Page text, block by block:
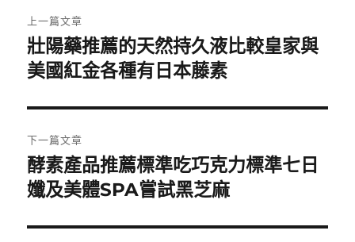
章
導
覽
上一篇文章
上
一
文
章:
壯陽藥推薦的天然持久液比較皇家與
美國紅金各種有日本藤素
下一篇文章
下
一
文
酵素產品推薦標準吃巧克力標準七日
孅及美體SPA嘗試黑芝麻